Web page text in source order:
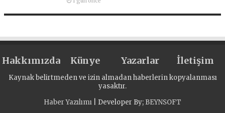
Hakkımızda Künye Yazarlar İletişim
Kaynak belirtmeden ve izin almadan haberlerin kopyalanması
yasaktır.
Haber Yazılımı | Developer By; BEYNSOFT